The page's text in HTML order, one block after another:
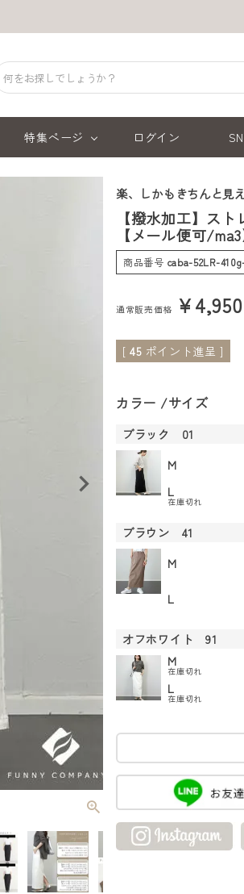
特集ページ ログイン
楽、しかもきちんと見
【撥水加工】ス
【メール便可/
商品番号 caba-52LR-
通常販売価格 ¥4,950
[ 45 ポイント進呈 ]
カラー サイズ
ブラック 01
M
L
在庫切れ
ブラウン 41
M
L
オフホワイト 91
M
在庫切れ
L
在庫切れ